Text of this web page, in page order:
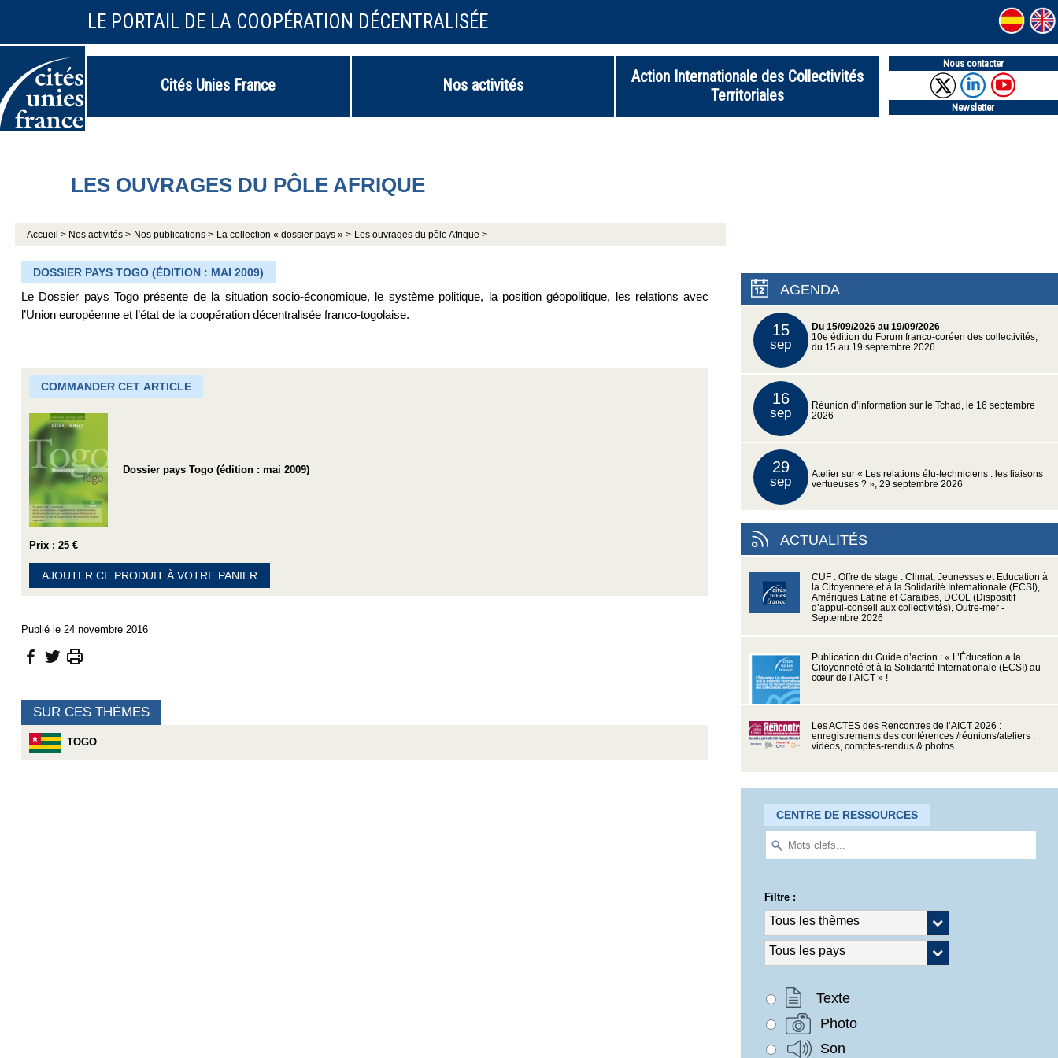
LE PORTAIL DE LA COOPÉRATION DÉCENTRALISÉE
Cités Unies France Nos activités
Action Internationale des Collectivités
Territoriales
Nous contacter
Newsletter
LES OUVRAGES DU PÔLE AFRIQUE
Accueil > Nos activités > Nos publications > La collection « dossier pays » > Les ouvrages du pôle Afrique >
DOSSIER PAYS TOGO (ÉDITION : MAI 2009)
Le Dossier pays Togo présente de la situation socio-économique, le système politique, la position géopolitique, les relations avec
l’Union européenne et l’état de la coopération décentralisée franco-togolaise.
COMMANDER CET ARTICLE
Dossier pays Togo (édition : mai 2009)
Prix : 25 €
AJOUTER CE PRODUIT À VOTRE PANIER
Publié le 24 novembre 2016
SUR CES THÈMES
TOGO
AGENDA
15
sep
Du 15/09/2026 au 19/09/2026
10e édition du Forum franco-coréen des collectivités,
du 15 au 19 septembre 2026
16
sep
Réunion d’information sur le Tchad, le 16 septembre
2026
29
sep
Atelier sur « Les relations élu-techniciens : les liaisons
vertueuses ? », 29 septembre 2026
ACTUALITÉS
CUF : Offre de stage : Climat, Jeunesses et Education à
la Citoyenneté et à la Solidarité Internationale (ECSI),
Amériques Latine et Caraïbes, DCOL (Dispositif
d’appui-conseil aux collectivités), Outre-mer -
Septembre 2026
Publication du Guide d’action : « L’Éducation à la
Citoyenneté et à la Solidarité Internationale (ECSI) au
cœur de l’AICT » !
Les ACTES des Rencontres de l’AICT 2026 :
enregistrements des conférences /réunions/ateliers :
vidéos, comptes-rendus & photos
CENTRE DE RESSOURCES
Filtre :
Texte
Photo
Son